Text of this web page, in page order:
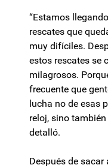
“Estamos
rescates que
muy difíciles.
estos rescates se
milagrosos.
frecuente que
lucha no de esas
reloj, sino
detalló.
Después de